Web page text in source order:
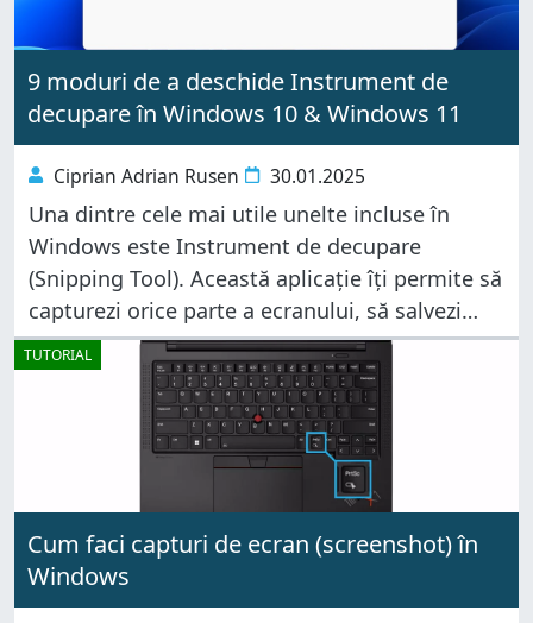
9 moduri de a deschide Instrument de
decupare în Windows 10 & Windows 11
Ciprian Adrian Rusen 30.01.2025
Una dintre cele mai utile unelte incluse în
Windows este Instrument de decupare
(Snipping Tool). Această aplicație îți permite să
capturezi orice parte a ecranului, să salvezi
capturile de ecran ca imagini sau să le copiezi
în clipboard. Poți, de
TUTORIAL
Cum faci capturi de ecran (screenshot) în
Windows